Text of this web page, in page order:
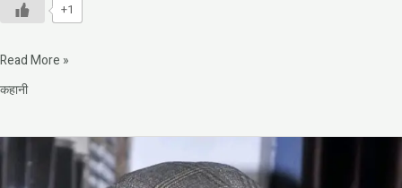
+1
Read More »
कहानी